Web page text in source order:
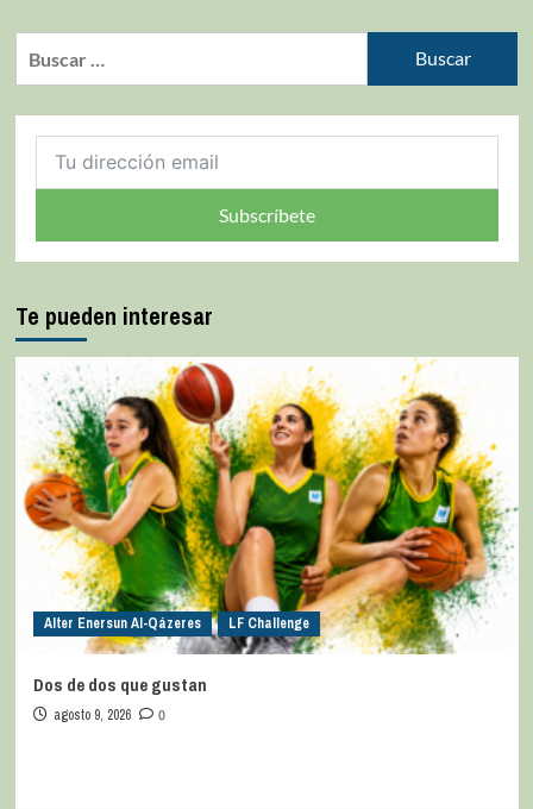
Subscríbete
Te pueden interesar
Alter Enersun Al-Qázeres LF Challenge
Dos de dos que gustan
agosto 9, 2026 0